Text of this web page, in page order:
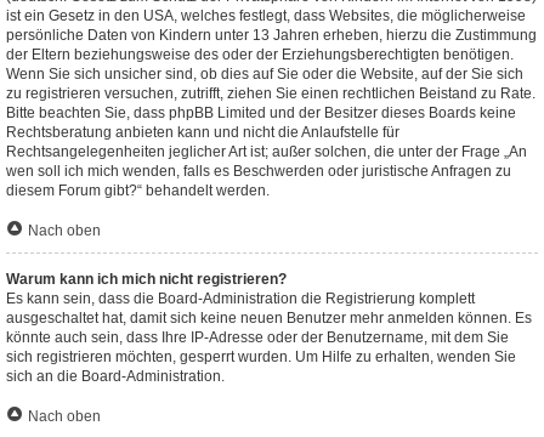
ist ein Gesetz in den USA, welches festlegt, dass Websites, die möglicherweise
persönliche Daten von Kindern unter 13 Jahren erheben, hierzu die Zustimmung
der Eltern beziehungsweise des oder der Erziehungsberechtigten benötigen.
Wenn Sie sich unsicher sind, ob dies auf Sie oder die Website, auf der Sie sich
zu registrieren versuchen, zutrifft, ziehen Sie einen rechtlichen Beistand zu Rate.
Bitte beachten Sie, dass phpBB Limited und der Besitzer dieses Boards keine
Rechtsberatung anbieten kann und nicht die Anlaufstelle für
Rechtsangelegenheiten jeglicher Art ist; außer solchen, die unter der Frage „An
wen soll ich mich wenden, falls es Beschwerden oder juristische Anfragen zu
diesem Forum gibt?“ behandelt werden.
Nach oben
Warum kann ich mich nicht registrieren?
Es kann sein, dass die Board-Administration die Registrierung komplett
ausgeschaltet hat, damit sich keine neuen Benutzer mehr anmelden können. Es
könnte auch sein, dass Ihre IP-Adresse oder der Benutzername, mit dem Sie
sich registrieren möchten, gesperrt wurden. Um Hilfe zu erhalten, wenden Sie
sich an die Board-Administration.
Nach oben